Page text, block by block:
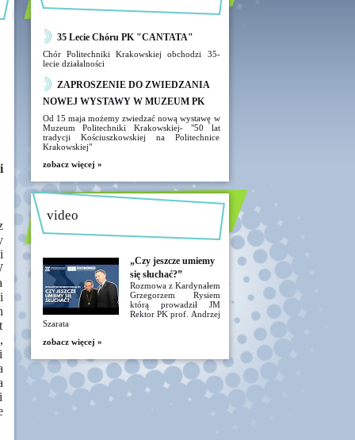
35 Lecie Chóru PK "CANTATA"
Chór Politechniki Krakowskiej obchodzi 35-
lecie działalności
ZAPROSZENIE DO ZWIEDZANIA
NOWEJ WYSTAWY W MUZEUM PK
Od 15 maja możemy zwiedzać nową wystawę w
Muzeum Politechniki Krakowskiej- "50 lat
tradycji Kościuszkowskiej na Politechnice
Krakowskiej"
zobacz więcej »
video
„Czy jeszcze umiemy
się słuchać?”
Rozmowa z Kardynałem
Grzegorzem Rysiem
którą prowadził JM
Rektor PK prof. Andrzej
Szarata
zobacz więcej »